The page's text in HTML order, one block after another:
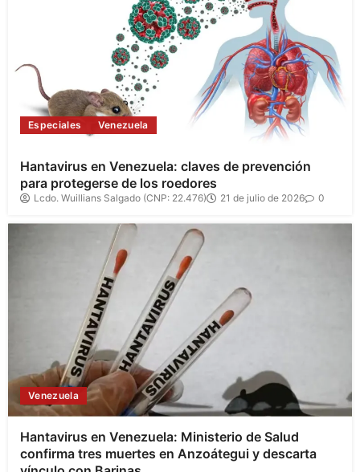
Especiales Venezuela
Hantavirus en Venezuela: claves de prevención
para protegerse de los roedores
Lcdo. Wuillians Salgado (CNP: 22.476) 21 de julio de 2026 0
Venezuela
Hantavirus en Venezuela: Ministerio de Salud
confirma tres muertes en Anzoátegui y descarta